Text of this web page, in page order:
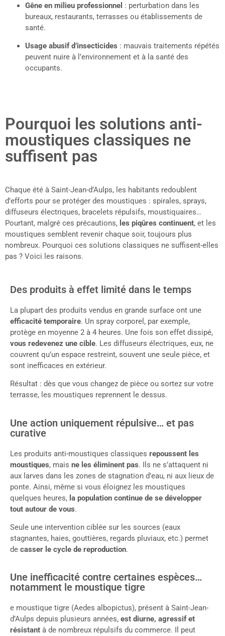
Gêne en milieu professionnel : perturbation dans les
bureaux, restaurants, terrasses ou établissements de
santé.
Usage abusif d’insecticides : mauvais traitements répétés
peuvent nuire à l’environnement et à la santé des
occupants.
Pourquoi les solutions anti-
moustiques classiques ne
suffisent pas
Chaque été à Saint-Jean-d’Aulps, les habitants redoublent
d’efforts pour se protéger des moustiques : spirales, sprays,
diffuseurs électriques, bracelets répulsifs, moustiquaires…
Pourtant, malgré ces précautions, les piqûres continuent, et les
moustiques semblent revenir chaque soir, toujours plus
nombreux. Pourquoi ces solutions classiques ne suffisent-elles
pas ? Voici les raisons.
Des produits à effet limité dans le temps
La plupart des produits vendus en grande surface ont une
efficacité temporaire. Un spray corporel, par exemple,
protège en moyenne 2 à 4 heures. Une fois son effet dissipé,
vous redevenez une cible. Les diffuseurs électriques, eux, ne
couvrent qu’un espace restreint, souvent une seule pièce, et
sont inefficaces en extérieur.
Résultat : dès que vous changez de pièce ou sortez sur votre
terrasse, les moustiques reprennent le dessus.
Une action uniquement répulsive… et pas
curative
Les produits anti-moustiques classiques repoussent les
moustiques, mais ne les éliminent pas. Ils ne s’attaquent ni
aux larves dans les zones de stagnation d’eau, ni aux lieux de
ponte. Ainsi, même si vous éloignez les moustiques
quelques heures, la population continue de se développer
tout autour de vous.
Seule une intervention ciblée sur les sources (eaux
stagnantes, haies, gouttières, regards pluviaux, etc.) permet
de casser le cycle de reproduction.
Une inefficacité contre certaines espèces…
notamment le moustique tigre
e moustique tigre (Aedes albopictus), présent à Saint-Jean-
d’Aulps depuis plusieurs années, est diurne, agressif et
résistant à de nombreux répulsifs du commerce. Il peut